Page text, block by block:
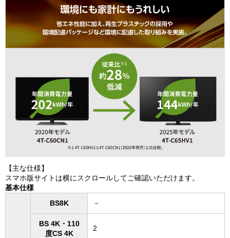
【主な仕様】
スマホ版サイトは横にスクロールしてご確認いただけます。
基本仕様
BS8K －
BS 4K・110
度CS 4K
2